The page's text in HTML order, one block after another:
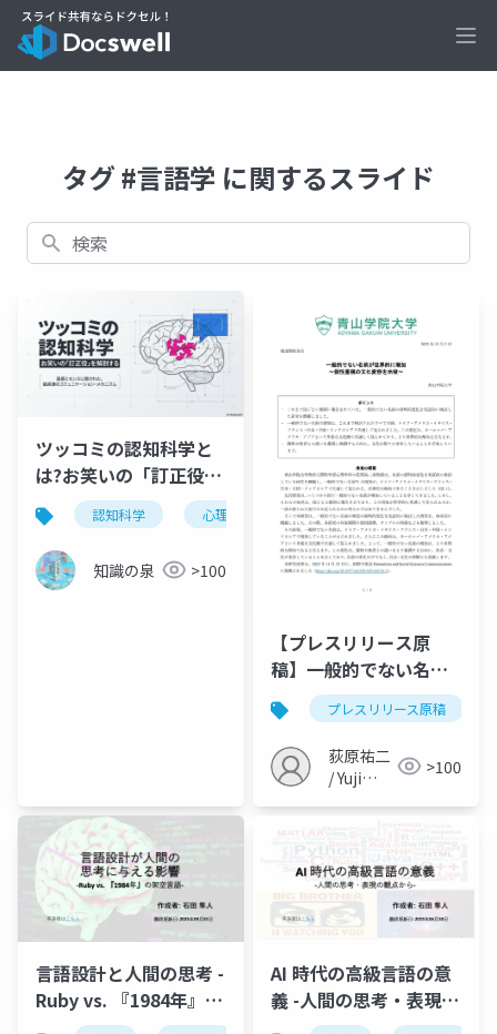
タグ #言語学 に関するスライド
検索
ツッコミの認知科学と
は?お笑いの「訂正役」
を科学的に徹底解説
認知科学 心理学 コミュニケーション
知識の泉 >100
【プレスリリース原
稿】一般的でない名前
が世界的に増加 ～個性
重視の文化変容を示唆
～（Ogihara, 2025,
HSSC）
プレスリリース原稿
荻原祐二
/ Yuji
>100
言語設計と人間の思考 -
Ruby vs. 『1984年』の
架空言語-
AI 時代の高級言語の意
義 -人間の思考・表現の
観点から-